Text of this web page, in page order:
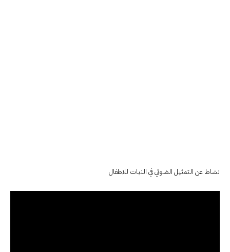
نشاط عن التمثيل الضوئي في النبات للاطفال